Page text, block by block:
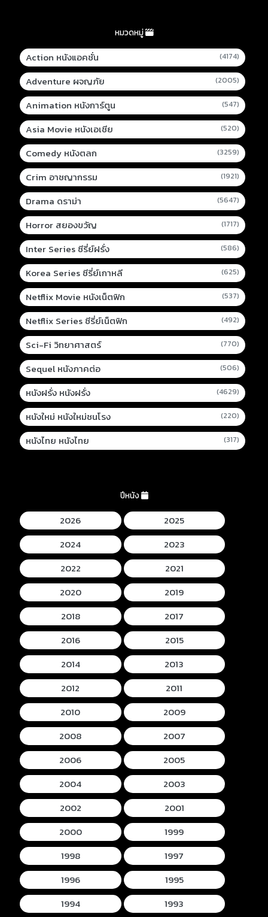
หมวดหมู่
Action หนังแอคชั่น (4174)
Adventure ผจญภัย (2005)
Animation หนังการ์ตูน (547)
Asia Movie หนังเอเชีย (520)
Comedy หนังตลก (3259)
Crim อาชญากรรม (1921)
Drama ดราม่า (5647)
Horror สยองขวัญ (1717)
Inter Series ซีรี่ย์ฝรั่ง (586)
Korea Series ซีรี่ย์เกาหลี (625)
Netflix Movie หนังเน็ตฟิก (537)
Netflix Series ซีรี่ย์เน็ตฟิก (492)
Sci-Fi วิทยาศาสตร์ (770)
Sequel หนังภาคต่อ (506)
หนังฝรั่ง หนังฝรั่ง (4629)
หนังใหม่ หนังใหม่ชนโรง (220)
หนังไทย หนังไทย (317)
ปีหนัง
2026
2025
2024
2023
2022
2021
2020
2019
2018
2017
2016
2015
2014
2013
2012
2011
2010
2009
2008
2007
2006
2005
2004
2003
2002
2001
2000
1999
1998
1997
1996
1995
1994
1993